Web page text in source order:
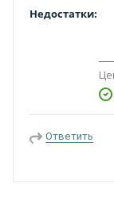
Недостатки:
Ответить